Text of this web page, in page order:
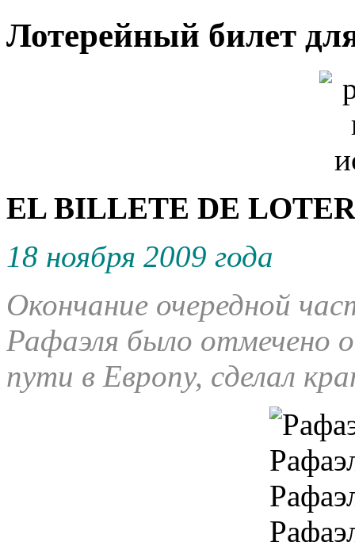
Лотерейный билет
EL BILLETE DE
18 ноября 2009 года
Окончание очередной
Рафаэля было отмечено
пути в Европу, сделал